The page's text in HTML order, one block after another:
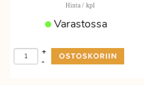
Hinta / kpl
Varastossa
-
+